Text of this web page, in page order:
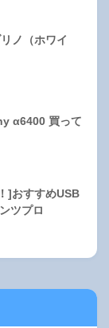
ノ（ホワイ
α6400 買って
]おすすめUSB
ンツプロ